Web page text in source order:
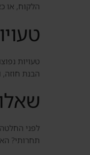
הלקוח, או
טעויות
הבנת חוזה,
תחרותי?